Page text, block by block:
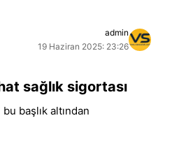
admin
19 Haziran 2025: 23:26
sağlık sigortası
başlık altından